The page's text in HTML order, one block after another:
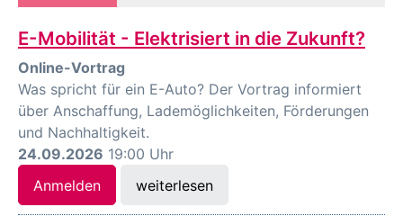
E-Mobilität - Elektrisiert in die Zukunft?
Online-Vortrag
Was spricht für ein E-Auto? Der Vortrag informiert
über Anschaffung, Lademöglichkeiten, Förderungen
und Nachhaltigkeit.
24.09.2026 19:00 Uhr
Anmelden
weiterlesen